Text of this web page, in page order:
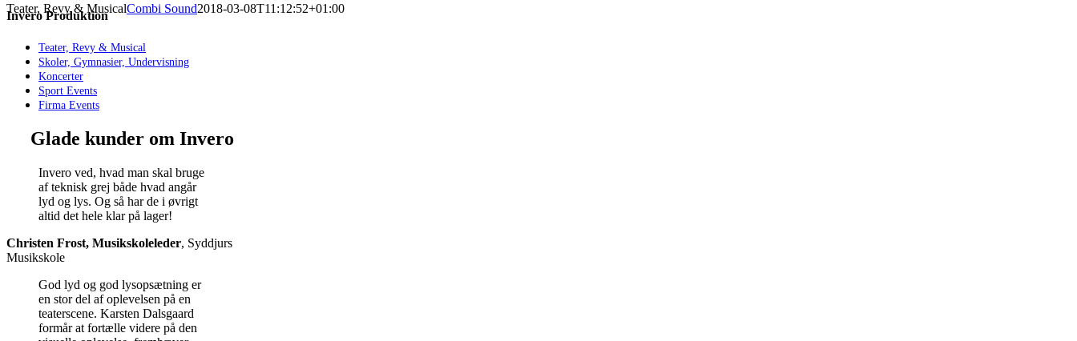
Teater, Revy & MusicalCombi Sound2018-03-08T11:12:52+01:00
Invero Produktion
Teater, Revy & Musical
Skoler, Gymnasier, Undervisning
Koncerter
Sport Events
Firma Events
Glade kunder om Invero
Invero ved, hvad man skal bruge
af teknisk grej både hvad angår
lyd og lys. Og så har de i øvrigt
altid det hele klar på lager!
Christen Frost, Musikskoleleder, Syddjurs
Musikskole
God lyd og god lysopsætning er
en stor del af oplevelsen på en
teaterscene. Karsten Dalsgaard
formår at fortælle videre på den